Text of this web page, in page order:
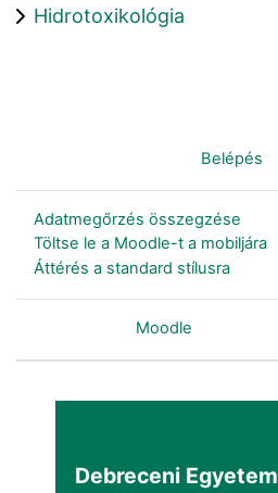
Hidrotoxikológia
Belépés
Adatmegőrzés összegzése
Töltse le a Moodle-t a mobiljára
Áttérés a standard stílusra
Moodle
Debreceni Egyetem